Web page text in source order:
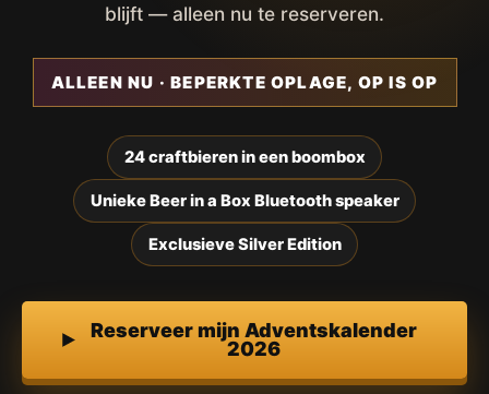
blijft — alleen nu te reserveren.
ALLEEN NU · BEPERKTE OPLAGE, OP IS OP
24 craftbieren in een boombox
Unieke Beer in a Box Bluetooth speaker
Exclusieve Silver Edition
Reserveer mijn Adventskalender
2026